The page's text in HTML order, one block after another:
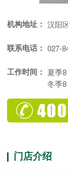
机构地址： 汉阳
联系电话： 027-
工作时间： 夏季
冬季
门店介绍